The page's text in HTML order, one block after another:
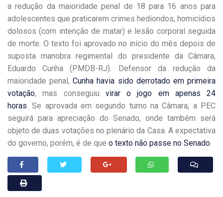
a redução da maioridade penal de 18 para 16 anos para
adolescentes que praticarem crimes hediondos, homicídios
dolosos (com intenção de matar) e lesão corporal seguida
de morte. O texto foi aprovado no início do mês depois de
suposta manobra regimental do presidente da Câmara,
Eduardo Cunha (PMDB-RJ). Defensor da redução da
maioridade penal,Cunha havia sido derrotado em primeira
votação, mas conseguiu virar o jogo em apenas 24
horas . Se aprovada em segundo turno na Câmara, a PEC
seguirá para apreciação do Senado, onde também será
objeto de duas votações no plenário da Casa. A expectativa
do governo, porém, é de que o texto não passe no Senado